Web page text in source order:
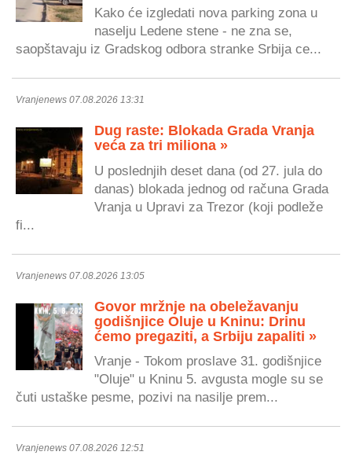
Kako će izgledati nova parking zona u
naselju Ledene stene - ne zna se,
saopštavaju iz Gradskog odbora stranke Srbija ce...
Vranjenews 07.08.2026 13:31
Dug raste: Blokada Grada Vranja
veća za tri miliona »
U poslednjih deset dana (od 27. jula do
danas) blokada jednog od računa Grada
Vranja u Upravi za Trezor (koji podleže
fi...
Vranjenews 07.08.2026 13:05
Govor mržnje na obeležavanju
godišnjice Oluje u Kninu: Drinu
ćemo pregaziti, a Srbiju zapaliti »
Vranje - Tokom proslave 31. godišnjice
"Oluje" u Kninu 5. avgusta mogle su se
čuti ustaške pesme, pozivi na nasilje prem...
Vranjenews 07.08.2026 12:51